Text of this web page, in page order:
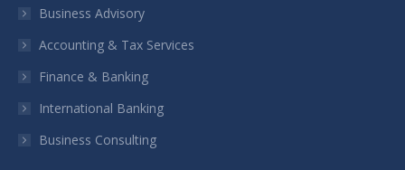
windowwindowwindowwindow
Business Advisory
Accounting & Tax Services
Finance & Banking
International Banking
Business Consulting